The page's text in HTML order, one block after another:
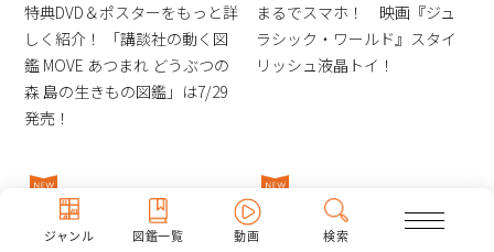
ジャンル 図鑑一覧 動画 検索
特典DVD＆ポスターをもっと詳
しく紹介！ 「講談社の動く図
鑑 MOVE あつまれ どうぶつの
森 島の生きもの図鑑」は7/29
発売！
まるでスマホ！ 映画『ジュ
ラシック・ワールド』スタイ
リッシュ液晶トイ！